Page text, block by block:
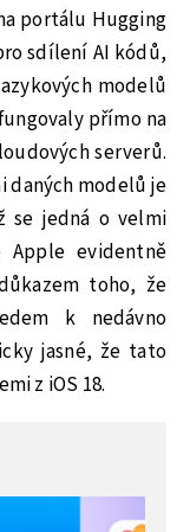
portálu Hugging
sdílení AI kódů,
modelů
přímo na
serverů.
daných modelů je
se jedná o velmi
evidentně
toho, že
k nedávno
jasné, že tato
z iOS 18.